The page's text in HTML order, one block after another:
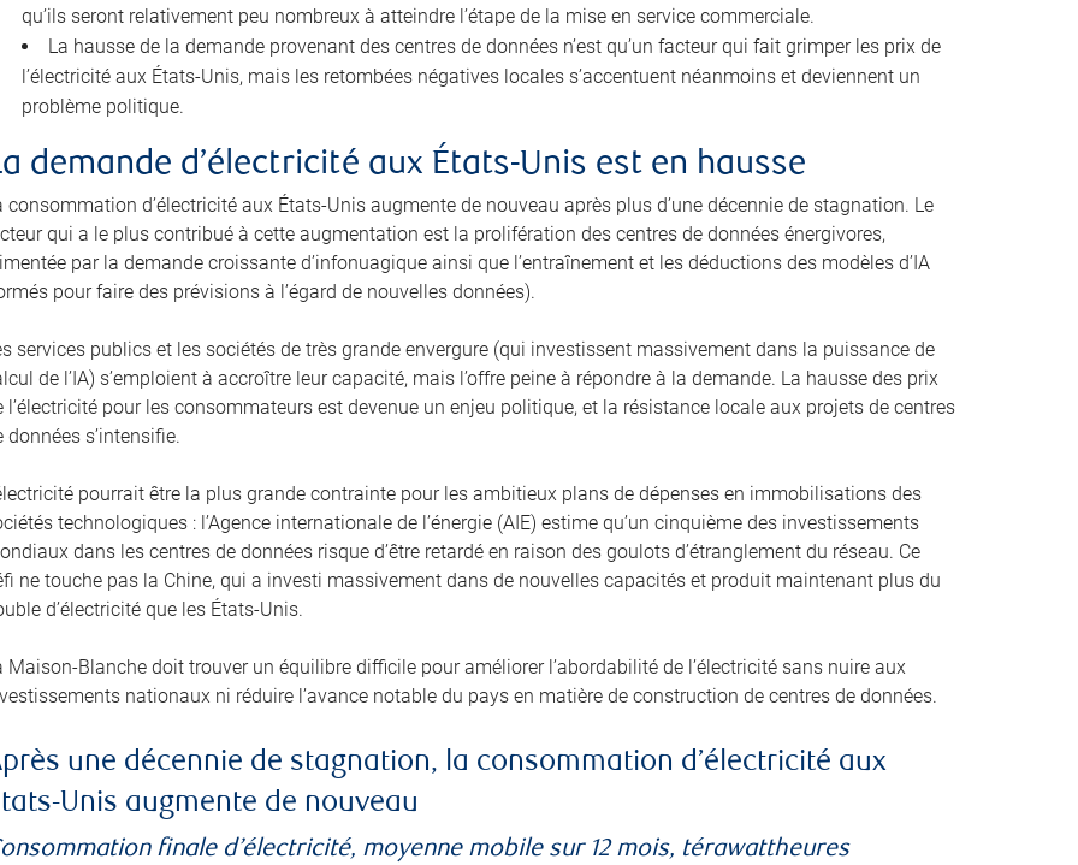
qu’ils seront relativement peu nombreux à atteindre l’étape de la mise en service commerciale.
La hausse de la demande provenant des centres de données n’est qu’un facteur qui fait grimper les prix de
l’électricité aux États-Unis, mais les retombées négatives locales s’accentuent néanmoins et deviennent un
problème politique.
demande d’électricité aux États-Unis est en hausse
consommation d’électricité aux États-Unis augmente de nouveau après plus d’une décennie de stagnation. Le
qui a le plus contribué à cette augmentation est la prolifération des centres de données énergivores,
par la demande croissante d’infonuagique ainsi que l’entraînement et les déductions des modèles d’IA
pour faire des prévisions à l’égard de nouvelles données).
services publics et les sociétés de très grande envergure (qui investissent massivement dans la puissance de
de l’IA) s’emploient à accroître leur capacité, mais l’offre peine à répondre à la demande. La hausse des prix
l’électricité pour les consommateurs est devenue un enjeu politique, et la résistance locale aux projets de centres
données s’intensifie.
pourrait être la plus grande contrainte pour les ambitieux plans de dépenses en immobilisations des
technologiques : l’Agence internationale de l’énergie (AIE) estime qu’un cinquième des investissements
dans les centres de données risque d’être retardé en raison des goulots d’étranglement du réseau. Ce
ne touche pas la Chine, qui a investi massivement dans de nouvelles capacités et produit maintenant plus du
d’électricité que les États-Unis.
Maison-Blanche doit trouver un équilibre difficile pour améliorer l’abordabilité de l’électricité sans nuire aux
nationaux ni réduire l’avance notable du pays en matière de construction de centres de données.
une décennie de stagnation, la consommation d’électricité aux
Unis augmente de nouveau
finale d’électricité, moyenne mobile sur 12 mois, térawattheures